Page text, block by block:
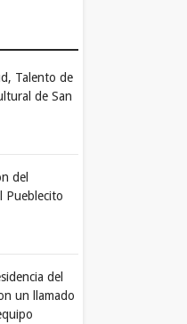
Talento de
de San
del
Pueblecito
del
un llamado